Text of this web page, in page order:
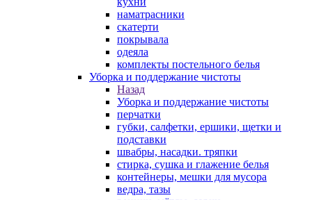
наматрасники
скатерти
покрывала
одеяла
комплекты постельного белья
Уборка и поддержание чистоты
Назад
Уборка и поддержание чистоты
перчатки
губки, салфетки, ершики, щетки и
подставки
швабры, насадки. тряпки
стирка, сушка и глажение белья
контейнеры, мешки для мусора
ведра, тазы